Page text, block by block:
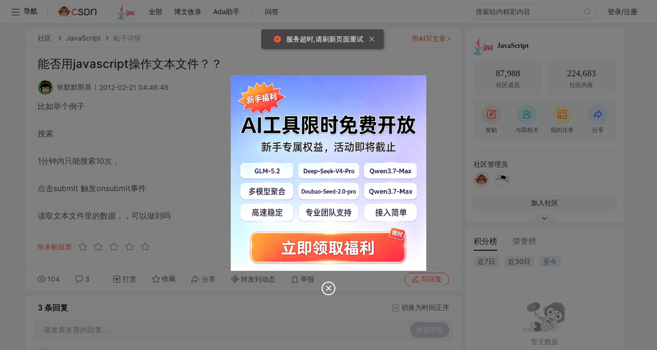
导航 全部 博文收录 Ada助手 问答 登录/注册
社区 JavaScript 帖子详情
能否用javascript操作文本文件？？
狄默默斯基 2012-02-21 04:46:49
比如举个例子
搜索
1分钟内只能搜索10次，
点击submit 触发onsubmit事件
读取文本文件里的数据，，可以做到吗
给本帖投票
104 3 打赏 收藏 分享 转发到动态 举报 写回复
用AI写文章
3 条回复 切换为时间正序
请发表友善的回复… 发表回复
JavaScript
87,988
社区成员
224,683
社区内容
发帖 与我相关 我的任务 分享
社区管理员
加入社区
积分榜 荣誉榜
近7日 近30日 至今
暂无数据
服务超时,请刷新页面重试